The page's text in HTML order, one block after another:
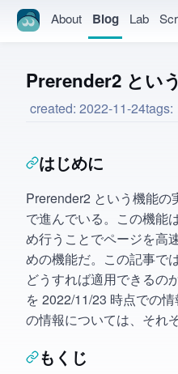
About Blog Lab
Prerender2 とい
created: 2022-11-24tags:
はじめに
Prerender2 という機能
で進んでいる。この機能
め行うことでページを高
めの機能だ。この記事で
どうすれば適用できるの
を 2022/11/23 時点での
の情報については、それ
もくじ